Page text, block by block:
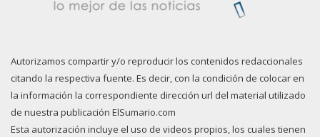
Autorizamos compartir y/o reproducir los contenidos redaccionales
citando la respectiva fuente. Es decir, con la condición de colocar en
la información la correspondiente dirección url del material utilizado
de nuestra publicación ElSumario.com
Esta autorización incluye el uso de videos propios, los cuales tienen